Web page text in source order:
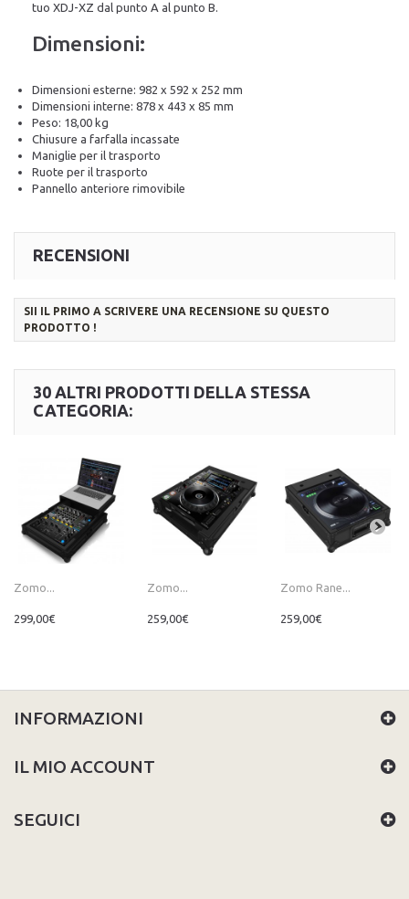
tuo XDJ-XZ dal punto A al punto B.
Dimensioni:
Dimensioni esterne: 982 x 592 x 252 mm
Dimensioni interne: 878 x 443 x 85 mm
Peso: 18,00 kg
Chiusure a farfalla incassate
Maniglie per il trasporto
Ruote per il trasporto
Pannello anteriore rimovibile
RECENSIONI
SII IL PRIMO A SCRIVERE UNA RECENSIONE SU QUESTO
PRODOTTO !
30 ALTRI PRODOTTI DELLA STESSA
CATEGORIA:
Zomo...
299,00€
Zomo...
259,00€
Zomo Rane...
259,00€
INFORMAZIONI
IL MIO ACCOUNT
SEGUICI